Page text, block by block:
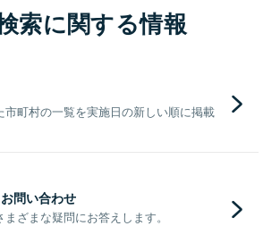
索に関する情報
市町村の一覧を実施日の新しい順に掲載
問い合わせ
ざまな疑問にお答えします。